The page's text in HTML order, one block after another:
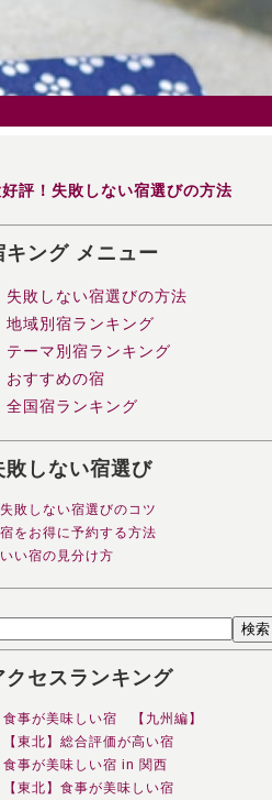
好評！失敗しない宿選びの方法
キング メニュー
失敗しない宿選びの方法
地域別宿ランキング
テーマ別宿ランキング
おすすめの宿
全国宿ランキング
敗しない宿選び
失敗しない宿選びのコツ
宿をお得に予約する方法
いい宿の見分け方
クセスランキング
食事が美味しい宿 【九州編】
東北】総合評価が高い宿
事が美味しい宿 in 関西
東北】食事が美味しい宿